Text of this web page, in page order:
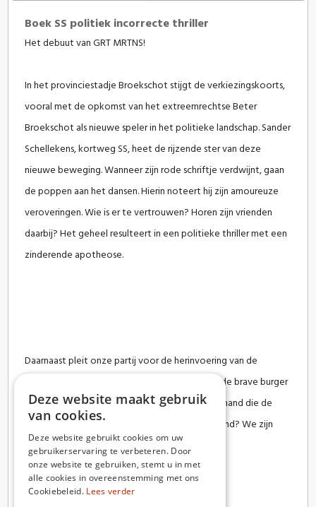
Boek SS politiek incorrecte thriller
Het debuut van GRT MRTNS!
In het provinciestadje Broekschot stijgt de verkiezingskoorts,
vooral met de opkomst van het extreemrechtse Beter
Broekschot als nieuwe speler in het politieke landschap. Sander
Schellekens, kortweg SS, heet de rijzende ster van deze
nieuwe beweging. Wanneer zijn rode schriftje verdwijnt, gaan
de poppen aan het dansen. Hierin noteert hij zijn amoureuze
veroveringen. Wie is er te vertrouwen? Horen zijn vrienden
daarbij? Het geheel resulteert in een politieke thriller met een
zinderende apotheose.
Daarnaast pleit onze partij voor de herinvoering van de
doodstraf bij ernstige misdrijven! Waarom zou de brave burger
moeten opdraaien voor het onderhoud van iemand die de
samenleving aanzienlijke schade heeft berokkend? We zijn
deze persoon liever kwijt dan rijk!
Uit het Partijprogramma Beter Broekschot
Deze website maakt gebruik
van cookies.
Deze website gebruikt cookies om uw
gebruikerservaring te verbeteren. Door
onze website te gebruiken, stemt u in met
alle cookies in overeenstemming met ons
Cookiebeleid. Lees verder